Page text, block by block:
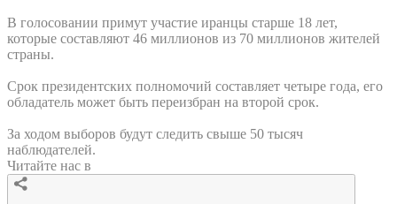
В голосовании примут участие иранцы старше 18 лет,
которые составляют 46 миллионов из 70 миллионов жителей
страны.
Срок президентских полномочий составляет четыре года, его
обладатель может быть переизбран на второй срок.
За ходом выборов будут следить свыше 50 тысяч
наблюдателей.
Читайте нас в